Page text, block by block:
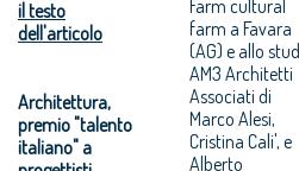
il testo
dell'articolo
Architettura,
premio "talento
italiano" a
Farm cultural
farm a Favara
(AG) e allo
AM3 Architetti
Associati di
Marco Alesi,
Cristina Cali', e
Alberto